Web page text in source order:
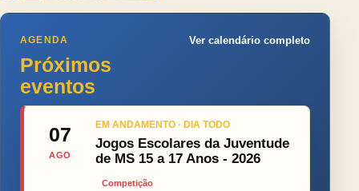
AGENDA
Próximos
eventos
Ver calendário completo
07
AGO
EM ANDAMENTO · DIA TODO
Jogos Escolares da Juventude
de MS 15 a 17 Anos - 2026
Competição